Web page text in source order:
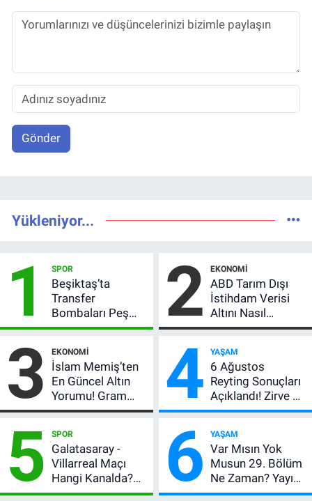
Gönder
Yükleniyor...
1 SPOR
Beşiktaş’ta
Transfer
Bombaları Peş
Peşe! Adalı
Açıkladı, 5 Yıldız
Daha Listede
2 EKONOMI
ABD Tarım Dışı
İstihdam Verisi
Altını Nasıl
Etkiler? Çok Basit
3 EKONOMI
İslam Memiş’ten
En Güncel Altın
Yorumu! Gram
Altın İçin 6.350 TL
Beklentisi
Değişmedi
4 YAŞAM
6 Ağustos
Reyting Sonuçları
Açıklandı! Zirve El
Değiştirdi:
MasterChef'i
Geride Bıraktı
5 SPOR
Galatasaray -
Villarreal Maçı
Hangi Kanalda?
Hazırlık Maçı Ne
6 YAŞAM
Var Mısın Yok
Musun 29. Bölüm
Ne Zaman? Yayın
Günü Değişti, Yeni